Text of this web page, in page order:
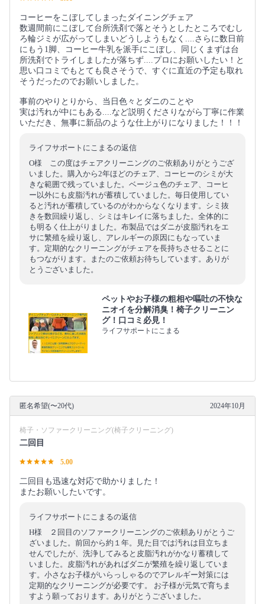
コーヒーをこぼしてしまったダイニングチェア
数週間前にこぼして台所洗剤で落とそうとしたところでむし
ろ輪ジミが広がってしまいどうしようもなく....さらに数日前
にもう1脚、コーヒー牛乳を派手にこぼし、同じくまずは台
所洗剤でトライしましたが落ちず....プロにお願いしたい！と
思い口コミでもとても良さそうで、すぐに直近の予定も取れ
そうだったのでお願いしました。
事前のやりとりから、当日色々とダニのことや
実は汚れが中にもある....など説明くださりながら丁寧に作業
いただき、無事に新品のような仕上がりになりました！！！
ライフサポートにこまるの返信
O様 この度はチェアクリーニングのご依頼ありがとうござ
いました。購入から2年ほどのチェア、コーヒーのシミが大
きな範囲で残っていました。ベージュ色のチェア、コーヒ
ー以外にも皮脂汚れが蓄積していました。毎日使用してい
ると汚れが蓄積しているのがわからなくなります。シミ抜
きを数回繰り返し、シミはキレイに落ちました。全体的に
も明るく仕上がりました。布製品ではダニが皮脂汚れをエ
サに繁殖を繰り返し、アレルギーの原因にもなっていま
す。定期的なクリーニングがチェアを長持ちさせることに
もつながります。またのご依頼お待ちしています。ありが
とうございました。
ペットやお子様の粗相や嘔吐の不快な
ニオイを分解消臭！椅子クリーニン
グ！口コミ必見！
ライフサポートにこまる
匿名希望(〜20代) 2024年10月
椅子・ソファークリーニング(椅子クリーニング)
二回目
5.00
二回目も迅速な対応で助かりました！
またお願いしたいです。
ライフサポートにこまるの返信
H様 ２回目のソファークリーニングのご依頼ありがとうご
ざいました。前回から約１年。見た目では汚れは目立ちま
せんでしたが、洗浄してみると皮脂汚れがかなり蓄積して
いました。皮脂汚れがあればダニが繁殖を繰り返していま
す。小さなお子様がいらっしゃるのでアレルギー対策には
定期的なクリーニングが必要です。 お子様が元気で育ちま
すよう願っております。ありがとうございました。